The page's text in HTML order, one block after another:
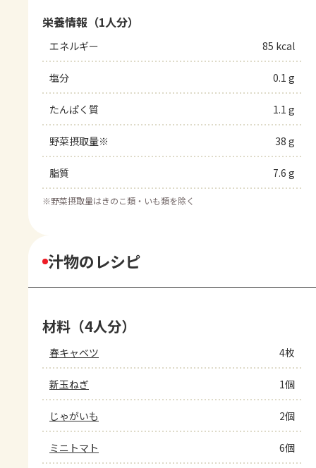
栄養情報（1人分）
エネルギー 85 kcal
塩分 0.1 g
たんぱく質 1.1 g
野菜摂取量※ 38 g
脂質 7.6 g
※野菜摂取量はきのこ類・いも類を除く
汁物のレシピ
材料（4人分）
春キャベツ 4枚
新玉ねぎ 1個
じゃがいも 2個
ミニトマト 6個